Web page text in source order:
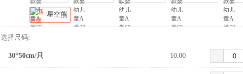
星空熊
选择尺码:
30*50cm/只 10.00